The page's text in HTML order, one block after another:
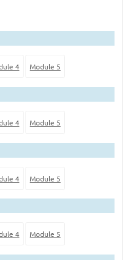
4 Module 5
4 Module 5
4 Module 5
4 Module 5